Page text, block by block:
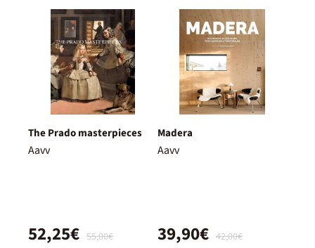
The Prado masterpieces
Aavv
55,00€
52,25€
Madera
Aavv
42,00€
39,90€